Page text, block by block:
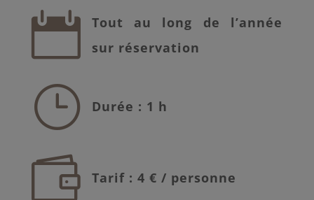

Tout au long de l’année
sur réservation
} Durée : 1 h
 Tarif : 4 € / personne